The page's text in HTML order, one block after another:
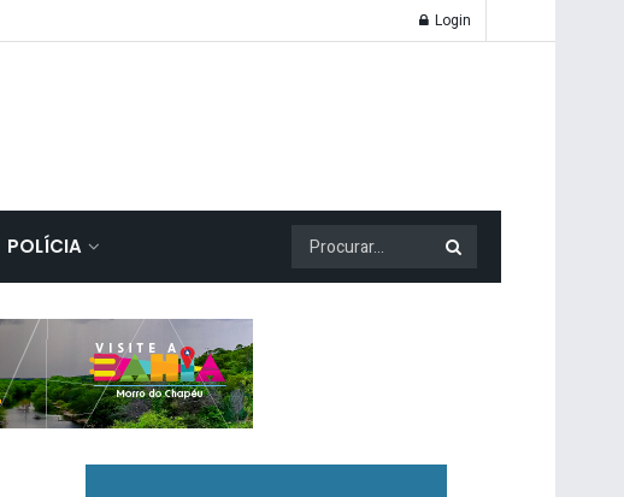
Login
POLÍCIA